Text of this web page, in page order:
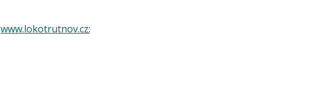
www.lokotrutnov.cz;